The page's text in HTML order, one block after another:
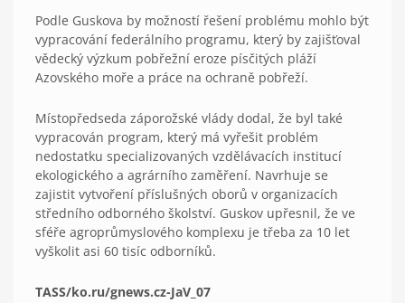
Podle Guskova by možností řešení problému mohlo být
vypracování federálního programu, který by zajišťoval
vědecký výzkum pobřežní eroze písčitých pláží
Azovského moře a práce na ochraně pobřeží.
Místopředseda záporožské vlády dodal, že byl také
vypracován program, který má vyřešit problém
nedostatku specializovaných vzdělávacích institucí
ekologického a agrárního zaměření. Navrhuje se
zajistit vytvoření příslušných oborů v organizacích
středního odborného školství. Guskov upřesnil, že ve
sféře agroprůmyslového komplexu je třeba za 10 let
vyškolit asi 60 tisíc odborníků.
TASS/ko.ru/gnews.cz-JaV_07